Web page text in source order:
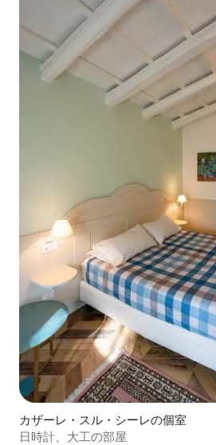
カザーレ・スル・シーレの個室
日時計、大工の部屋